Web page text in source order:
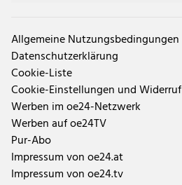
Allgemeine Nutzungsbedingungen
Datenschutzerklärung
Cookie-Liste
Cookie-Einstellungen und Widerruf
Werben im oe24-Netzwerk
Werben auf oe24TV
Pur-Abo
Impressum von oe24.at
Impressum von oe24.tv